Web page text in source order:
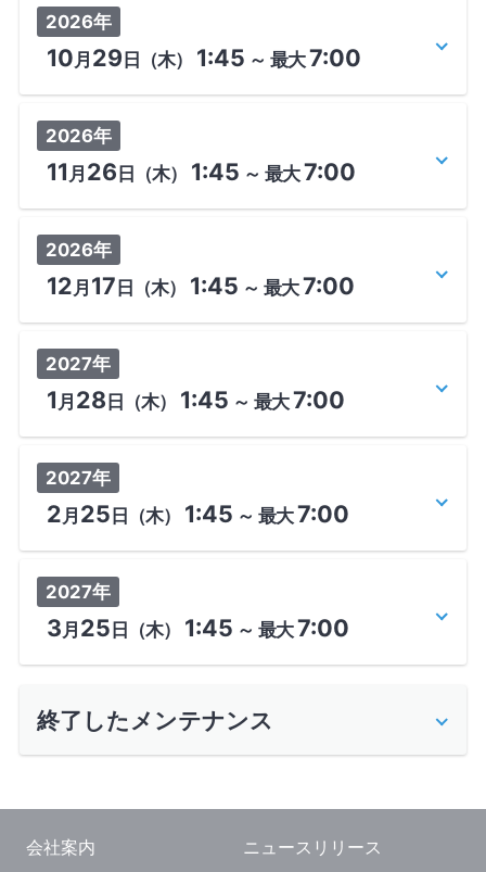
2026年
10月 29 日 （木） 1:45 ～ 最大7:00
2026年
11 月 26 日 （木） 1:45 ～ 最大7:00
2026年
12月 17 日 （木） 1:45 ～ 最大7:00
2027年
1 月 28 日 （木） 1:45 ～ 最大7:00
2027年
2月 25 日 （木） 1:45 ～ 最大7:00
2027年
3月 25 日 （木） 1:45 ～ 最大7:00
終了したメンテナンス
会社案内 ニュースリリース